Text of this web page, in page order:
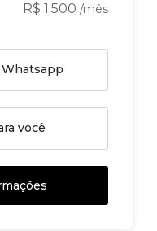
R$ 1.500 /mês
você